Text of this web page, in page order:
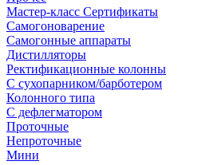
Мастер-класс Сертификаты
Самогоноварение
Самогонные аппараты
Дистилляторы
Ректификационные колонны
С сухопарником/барботером
Колонного типа
С дефлегматором
Проточные
Непроточные
Мини